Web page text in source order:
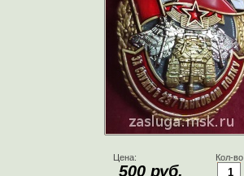
Цена:
500 руб.
Кол-